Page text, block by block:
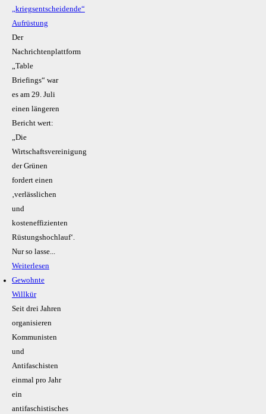
„kriegsentscheidende“
Aufrüstung
Der
Nachrichtenplattform
„Table
Briefings“ war
es am 29. Juli
einen längeren
Bericht wert:
„Die
Wirtschaftsvereinigung
der Grünen
fordert einen
‚verlässlichen
und
kosteneffizienten
Rüstungshochlauf‘.
Nur so lasse...
Weiterlesen
Gewohnte
Willkür
Seit drei Jahren
organisieren
Kommunisten
und
Antifaschisten
einmal pro Jahr
ein
antifaschistisches